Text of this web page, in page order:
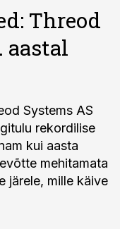
Threod
aastal
Systems AS
rekordilise
kui aasta
mehitamata
järele, mille käive